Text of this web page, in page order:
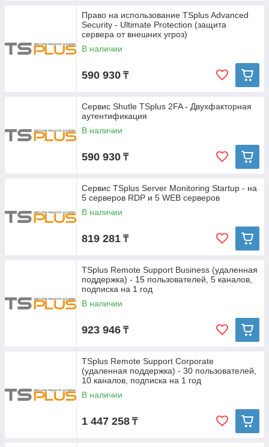
Право на использование TSplus Advanced
Security - Ultimate Protection (защита
сервера от внешних угроз)
В наличии
590 930 ₸
Сервис Shutle TSplus 2FA - Двухфакторная
аутентификация
В наличии
590 930 ₸
Сервис TSplus Server Monitoring Startup - на
5 серверов RDP и 5 WEB серверов
В наличии
819 281 ₸
TSplus Remote Support Business (удаленная
поддержка) - 15 пользователей, 5 каналов,
подписка на 1 год
В наличии
923 946 ₸
TSplus Remote Support Corporate
(удаленная поддержка) - 30 пользователей,
10 каналов, подписка на 1 год
В наличии
1 447 258 ₸